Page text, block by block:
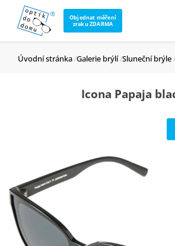
Objednat měření
zraku ZDARMA
Úvodní stránka Galerie brýlí Sluneční brýle
Icona Papaja